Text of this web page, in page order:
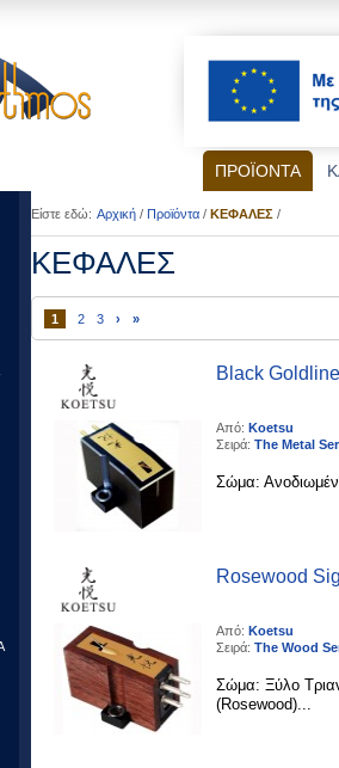
ΠΡΟΪΟΝΤΑ
Είστε εδώ: Αρχική / Προϊόντα / ΚΕΦΑΛΕΣ /
ΚΕΦΑΛΕΣ
1 2 3 › »
Black Goldline
Από: Koetsu
Σειρά: The Metal
Σώμα:
Rosewood
Από: Koetsu
Σειρά: The Wood
Σώμα: Ξύλο
(Rosewood)...